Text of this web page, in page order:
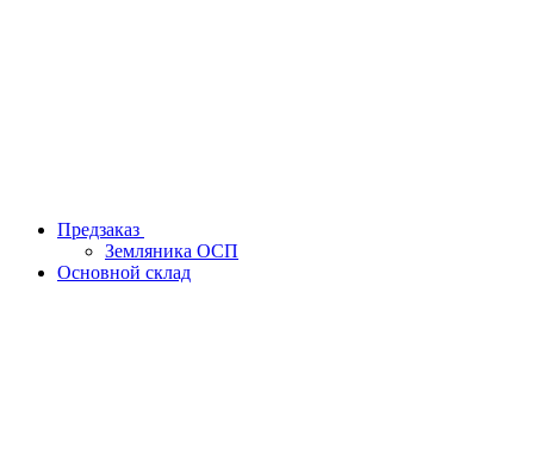
Предзаказ
Земляника ОСП
Основной склад